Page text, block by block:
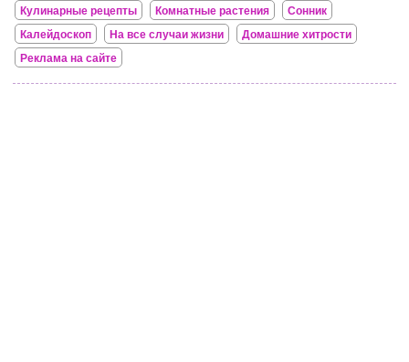
Кулинарные рецепты
Комнатные растения
Сонник
Калейдоскоп
На все случаи жизни
Домашние хитрости
Реклама на сайте